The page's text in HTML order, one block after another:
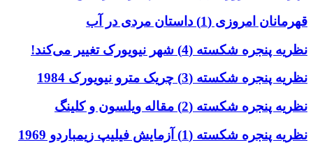
قهرمانان امروزی (1) داستان مردی در آب
نظریه پنجره شکسته (4) شهر نیویورک تغییر می‌کند!
نظریه پنجره شکسته (3) چریک مترو نیویورک 1984
نظریه پنجره شکسته (2) مقاله ویلسون و کلینگ
نظریه پنجره شکسته (1) آزمایش فیلیپ زیمباردو 1969